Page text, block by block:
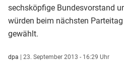
sechsköpfige Bundesvorstand
würden beim nächsten
gewählt.
dpa | 23. September 2013 - 16:29 Uhr